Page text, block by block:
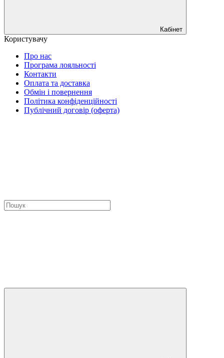
Кабінет
Користувачу
Про нас
Програма лояльності
Контакти
Оплата та доставка
Обмін і повернення
Політика конфіденційності
Публічний договір (оферта)